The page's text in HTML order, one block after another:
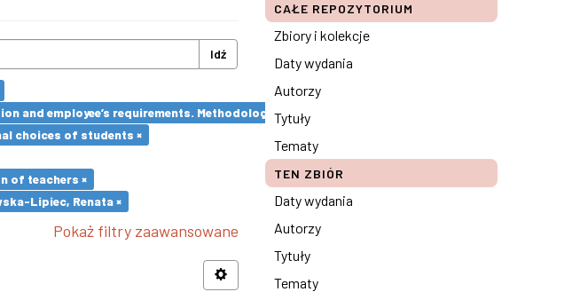
Idź
and employee’s requirements. Methodological remarks ×
choices of students ×
of teachers ×
Lipiec, Renata ×
Pokaż filtry zaawansowane
CAŁE REPOZYTORIUM
Zbiory i kolekcje
Daty wydania
Autorzy
Tytuły
Tematy
TEN ZBIÓR
Daty wydania
Autorzy
Tytuły
Tematy